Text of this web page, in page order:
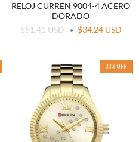
RELOJ CURREN 9004-4 ACERO
DORADO
$51.41 USD
$34.24 USD
33% OFF